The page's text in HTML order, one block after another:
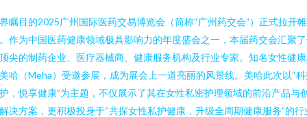
瞩目的2025广州国际医药交易博览会（简称“广州药交会”）正式拉开帷
作为中国医药健康领域极具影响力的年度盛会之一，本届药交会汇聚
尖的制药企业、医疗器械商、健康服务机构及行业专家。知名女性健
哈（Meha）受邀参展，成为展会上一道亮丽的风景线。美哈此次以“
，悦享健康”为主题，不仅展示了其在女性私密护理领域的前沿产品与
决方案，更积极投身于“共探女性私护健康，升级全周期健康服务”的行